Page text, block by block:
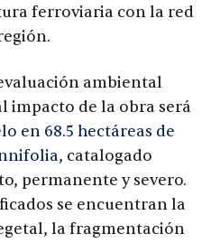
ferroviaria con la red
ambiental
impacto de la obra será
en 68.5 hectáreas de
, catalogado
permanente y severo.
se encuentran la
la fragmentación